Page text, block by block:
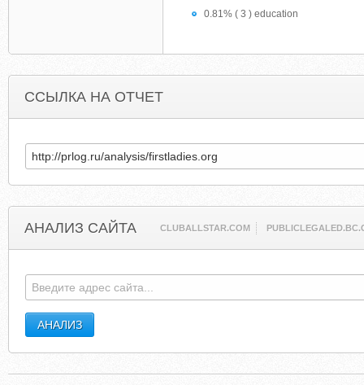
0.81% ( 3 ) education
ССЫЛКА НА ОТЧЕТ
АНАЛИЗ САЙТА CLUBALLSTAR.COM